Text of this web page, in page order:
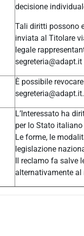
decisione
Tali diritti possono
inviata al Titolare
legale
È possibile
segreteria@adapt.it.
L’Interessato ha
per lo Stato
Le forme, le
legislazione
Il reclamo fa salve
alternativamente al